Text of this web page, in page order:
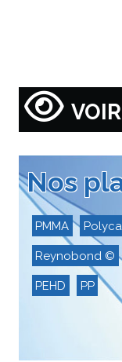
Nos
PMMA
Reynobond ©
PEHD PP